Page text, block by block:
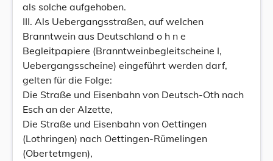
als solche aufgehoben.
III. Als Uebergangsstraßen, auf welchen
Branntwein aus Deutschland o h n e
Begleitpapiere (Branntweinbegleitscheine I,
Uebergangsscheine) eingeführt werden darf,
gelten für die Folge:
Die Straße und Eisenbahn von Deutsch-Oth nach
Esch an der Alzette,
Die Straße und Eisenbahn von Oettingen
(Lothringen) nach Oettingen-Rümelingen
(Obertetmgen),